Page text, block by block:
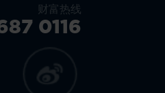
财富热线
0116